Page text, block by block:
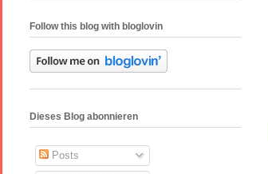
Follow this blog with bloglovin
Dieses Blog abonnieren
Posts